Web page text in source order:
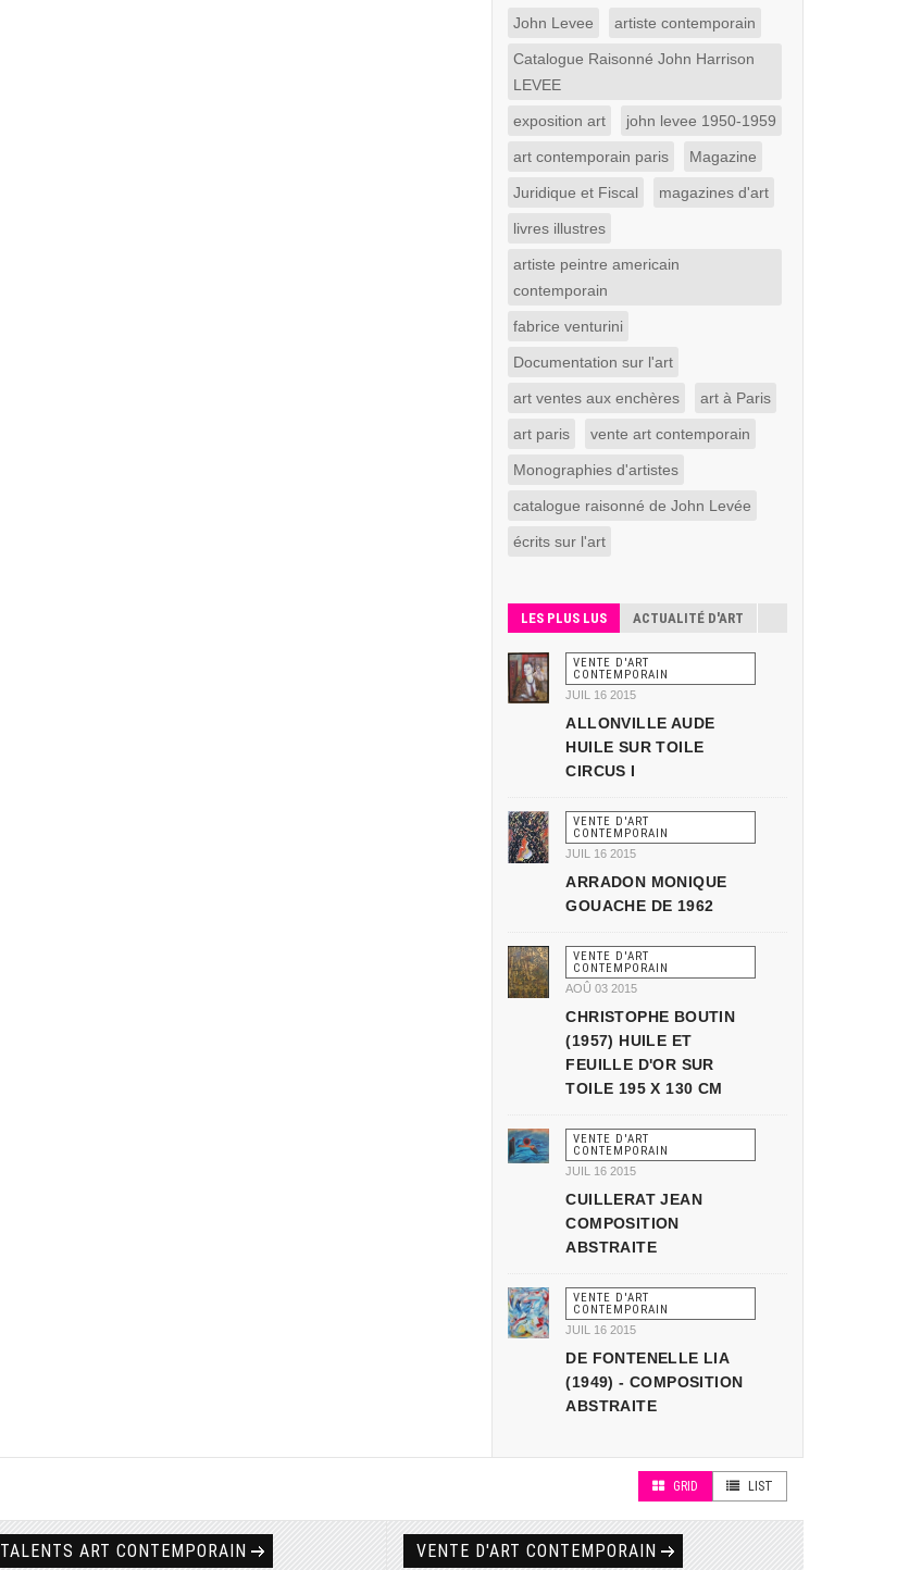
John Levee artiste contemporain
Catalogue Raisonné John Harrison
LEVEE
exposition art john levee 1950-1959
art contemporain paris Magazine
Juridique et Fiscal magazines d'art
livres illustres
artiste peintre americain
contemporain
fabrice venturini
Documentation sur l'art
art ventes aux enchères art à Paris
art paris vente art contemporain
Monographies d'artistes
catalogue raisonné de John Levée
écrits sur l'art
LES PLUS LUS ACTUALITÉ D'ART
VENTE D'ART
CONTEMPORAIN
JUIL 16 2015
ALLONVILLE AUDE
HUILE SUR TOILE
CIRCUS I
VENTE D'ART
CONTEMPORAIN
JUIL 16 2015
ARRADON MONIQUE
GOUACHE DE 1962
VENTE D'ART
CONTEMPORAIN
AOÛ 03 2015
CHRISTOPHE BOUTIN
(1957) HUILE ET
FEUILLE D'OR SUR
TOILE 195 X 130 CM
VENTE D'ART
CONTEMPORAIN
JUIL 16 2015
CUILLERAT JEAN
COMPOSITION
ABSTRAITE
VENTE D'ART
CONTEMPORAIN
JUIL 16 2015
DE FONTENELLE LIA
(1949) - COMPOSITION
ABSTRAITE
GRID LIST
TALENTS ART CONTEMPORAIN VENTE D'ART CONTEMPORAIN